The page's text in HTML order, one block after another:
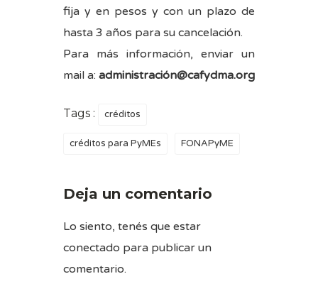
fija y en pesos y con un plazo de
hasta 3 años para su cancelación.
Para más información, enviar un
mail a: administración@cafydma.org
Tags : créditos
créditos para PyMEs FONAPyME
Deja un comentario
Lo siento, tenés que estar
conectado para publicar un
comentario.